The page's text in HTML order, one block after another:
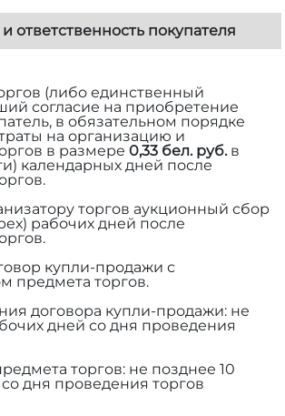
ответственность покупателя
(либо единственный
согласие на приобретение
в обязательном порядке
на организацию и
в размере 0,33 бел. руб.в
календарных дней после
торгов аукционный сбор
рабочих дней после
купли-продажи с
предмета торгов.
договора купли-продажи: не
дней со дня проведения
торгов: не позднее 10
дня проведения торгов